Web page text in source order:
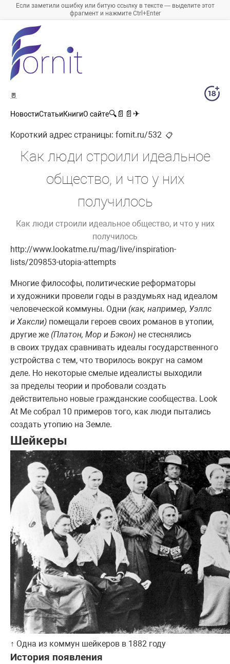
Если заметили ошибку или битую ссылку в тексте — выделите этот
фрагмент и нажмите Ctrl+Enter
🚪
НовостиСтатьиКнигиО сайте🔍 📄 📄 ✈
Короткий адрес страницы: fornit.ru/532 📋
Как люди строили идеальное
общество, и что у них
получилось
Как люди строили идеальное общество, и что у них
получилось
http://www.lookatme.ru/mag/live/inspiration-
lists/209853-utopia-attempts
Многие философы, политические реформаторы
и художники провели годы в раздумьях над идеалом
человеческой коммуны. Одни (как, например, Уэллс
и Хаксли) помещали героев своих романов в утопии,
другие же (Платон, Мор и Бэкон) не стеснялись
в своих трудах сравнивать идеалы государственного
устройства с тем, что творилось вокруг на самом
деле. Но некоторые смелые идеалисты выходили
за пределы теории и пробовали создать
действительно новые гражданские сообщества. Look
At Me собрал 10 примеров того, как люди пытались
создать утопию на Земле.
Шейкеры
↑ Одна из коммун шейкеров в 1882 году
История появления